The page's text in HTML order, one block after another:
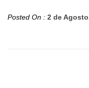
Posted On : 2 de